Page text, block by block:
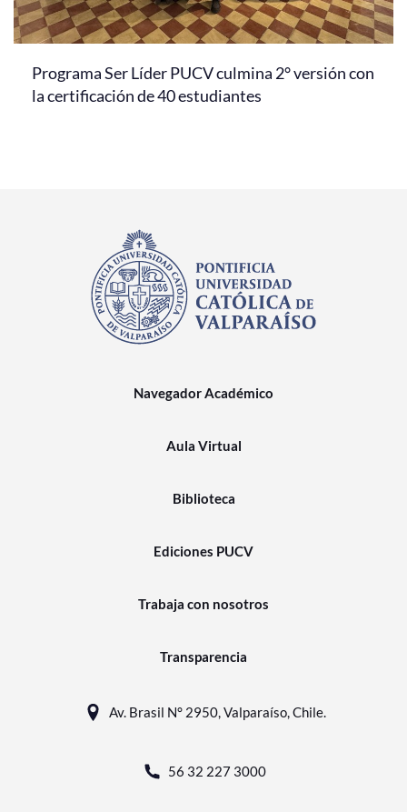
Programa Ser Líder PUCV culmina 2° versión con
la certificación de 40 estudiantes
Navegador Académico
Aula Virtual
Biblioteca
Ediciones PUCV
Trabaja con nosotros
Transparencia
Av. Brasil N° 2950, Valparaíso, Chile.
56 32 227 3000